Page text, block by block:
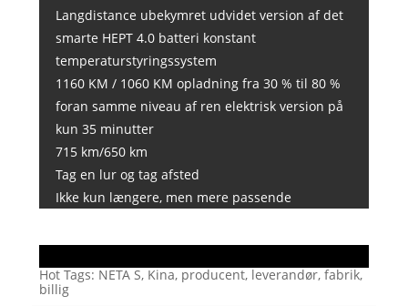
Langdistance ubekymret udvidet version af det
smarte HEPT 4.0 batteri konstant
temperaturstyringssystem
1160 KM / 1060 KM opladning fra 30 % til 80 %
foran samme niveau af ren elektrisk version på
kun 35 minutter
715 km/650 km
Tag en lur og tag afsted
Ikke kun længere, men mere passende
Hot Tags: NETA S, Kina, producent, leverandør, fabrik,
billig